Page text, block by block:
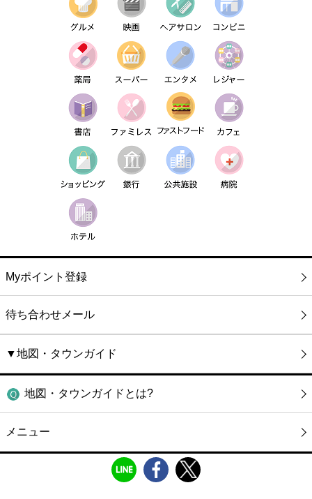
Myポイント登録
待ち合わせメール
▼地図・タウンガイド
地図・タウンガイドとは?
メニュー